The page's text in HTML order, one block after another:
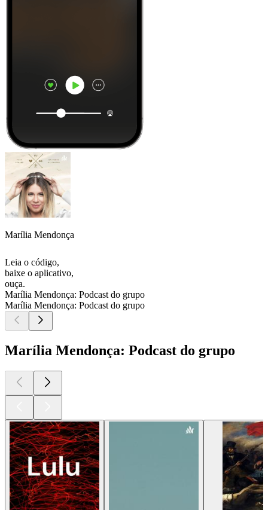
Marília Mendonça
Leia o código,
baixe o aplicativo,
ouça.
Marília Mendonça: Podcast do grupo
Marília Mendonça: Podcast do grupo
Marília Mendonça: Podcast do grupo